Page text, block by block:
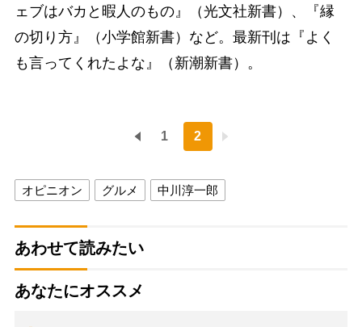
ェブはバカと暇人のもの』（光文社新書）、『縁
の切り方』（小学館新書）など。最新刊は『よく
も言ってくれたよな』（新潮新書）。
1 2
オピニオン グルメ 中川淳一郎
あわせて読みたい
あなたにオススメ